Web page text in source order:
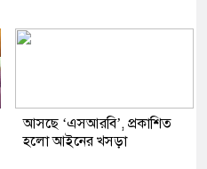
আসছে ‘এসআরবি’, প্রকাশিত
হলো আইনের খসড়া